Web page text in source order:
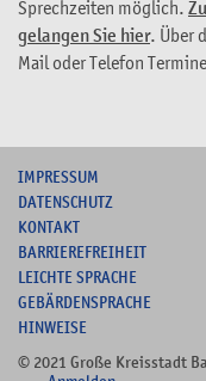
Sprechzeiten möglich.
gelangen Sie hier. Über
Mail oder Telefon
IMPRESSUM
DATENSCHUTZ
KONTAKT
BARRIEREFREIHEIT
LEICHTE SPRACHE
GEBÄRDENSPRACHE
HINWEISE
© 2021 Große Kreisstadt